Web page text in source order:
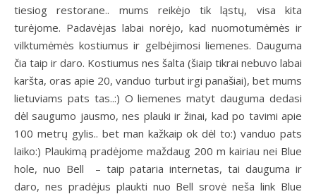
tiesiog restorane.. mums reikėjo tik ląstų, visa kita
turėjome. Padavėjas labai norėjo, kad nuomotumėmės ir
vilktumėmės kostiumus ir gelbėjimosi liemenes. Dauguma
čia taip ir daro. Kostiumus nes šalta (šiaip tikrai nebuvo labai
karšta, oras apie 20, vanduo turbut irgi panašiai), bet mums
lietuviams pats tas..:) O liemenes matyt dauguma dedasi
dėl saugumo jausmo, nes plauki ir žinai, kad po tavimi apie
100 metrų gylis.. bet man kažkaip ok dėl to:) vanduo pats
laiko:) Plaukimą pradėjome maždaug 200 m kairiau nei Blue
hole, nuo Bell – taip pataria internetas, tai dauguma ir
daro, nes pradėjus plaukti nuo Bell srovė neša link Blue